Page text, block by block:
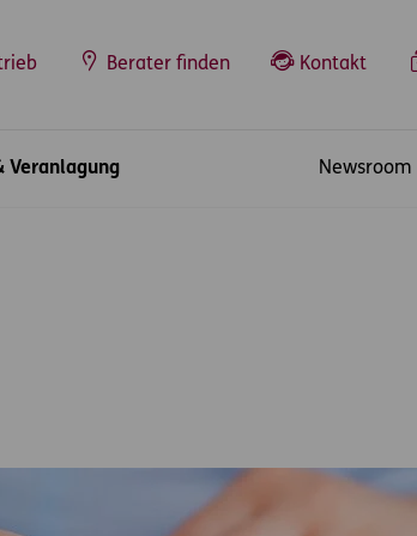
Berater finden Kontakt
Veranlagung Newsroom